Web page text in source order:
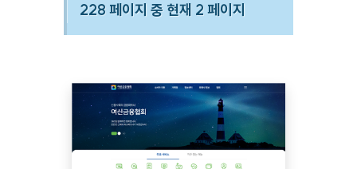
228 페이지 중 현재 2 페이지